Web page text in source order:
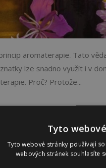
aromaterapie. Tato
lze snadno využít i v
Proč? Protože...
Tyto
Tyto webové stránky používají
webových stránek souhlasíte